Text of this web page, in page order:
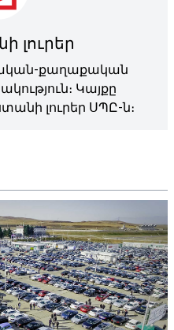
լուրեր
քաղաքական
Կայքը
լուրեր ՍՊԸ-ն։